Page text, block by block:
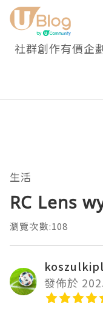
社群創作有價企
生活
RC Lens
瀏覽次數:108
發佈於